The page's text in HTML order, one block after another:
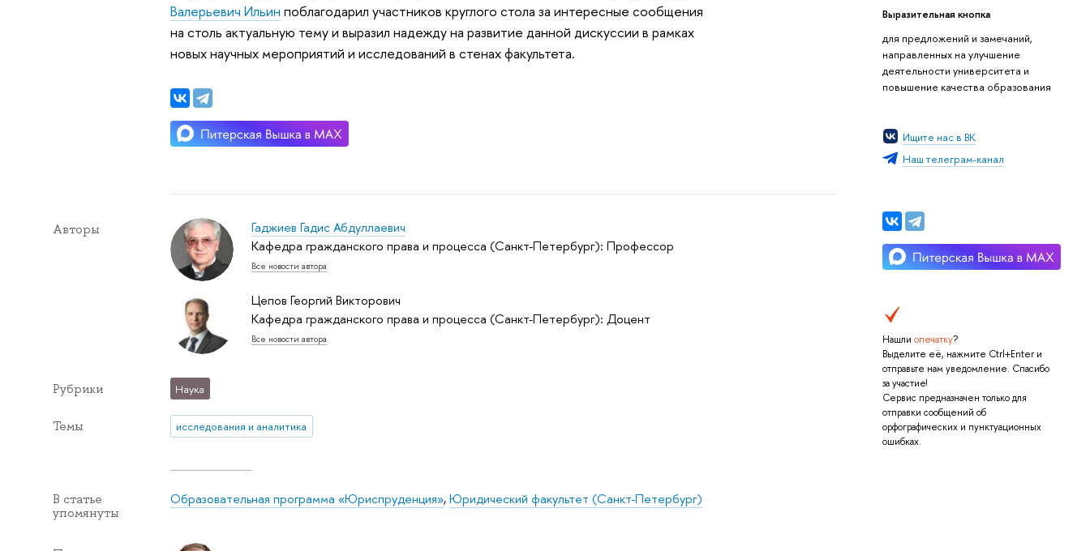
Выразительная кнопка
для предложений и замечаний,
направленных на улучшение
деятельности университета и
повышение качества образования
Ищите нас в ВК
Наш телеграм-канал
Нашли опечатку?
Выделите её, нажмите Ctrl+Enter и
отправьте нам уведомление. Спасибо
за участие!
Сервис предназначен только для
отправки сообщений об
орфографических и пунктуационных
ошибках.
Валерьевич Ильин поблагодарил участников круглого стола за интересные сообщения
на столь актуальную тему и выразил надежду на развитие данной дискуссии в рамках
новых научных мероприятий и исследований в стенах факультета.
Авторы
Гаджиев Гадис Абдуллаевич
Кафедра гражданского права и процесса (Санкт-Петербург): Профессор
Все новости автора
Цепов Георгий Викторович
Кафедра гражданского права и процесса (Санкт-Петербург): Доцент
Все новости автора
Рубрики Наука
Темы исследования и аналитика
В статье
упомянуты
Образовательная программа «Юриспруденция»,Юридический факультет (Санкт-Петербург)